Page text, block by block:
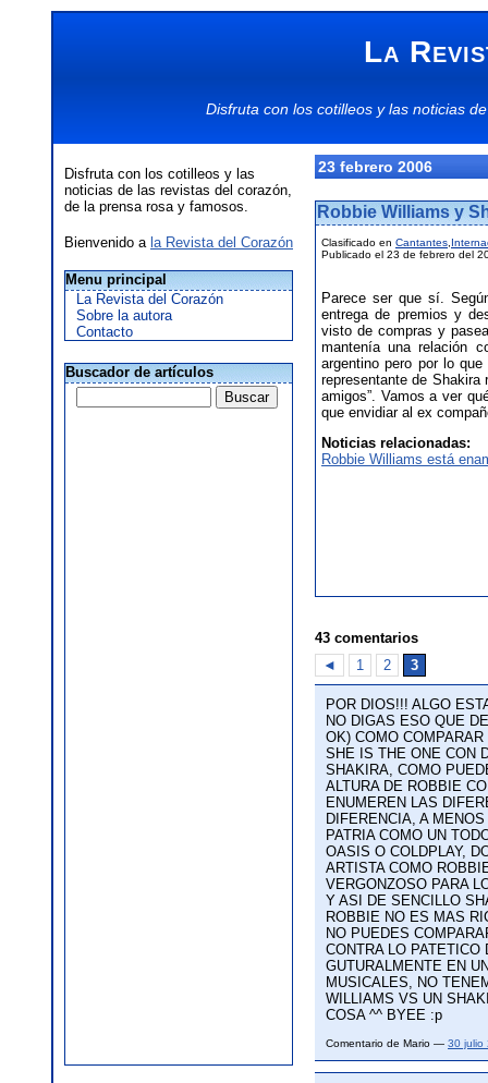
La
Disfruta con los cotilleosy las noticias
Disfruta con los cotilleos y las
noticias de las revistas del corazón,
de la prensa rosa y famosos.
Bienvenido a la Revista del Corazón
Menu principal
La Revista del Corazón
Sobre la autora
Contacto
Buscador de artículos
23 febrero 2006
Robbie Williams y
Clasificado en Cantantes
Publicado el 23 de febrero del
Parece ser que sí.
entrega de premios y
visto de compras y
mantenía una relación
argentino pero por lo
representante de Shakira
amigos”. Vamos a ver
que envidiar al ex
Noticias relacionadas:
Robbie Williams está
43 comentarios
◄
1 2 3
POR DIOS!!! ALGO
NO DIGAS ESO QUE
OK) COMO
SHE IS THE ONE CON
SHAKIRA, COMO
ALTURA DE ROBBIE
ENUMEREN LAS
DIFERENCIA, A
PATRIA COMO UN
OASIS O COLDPLAY,
ARTISTA COMO
VERGONZOSO PARA
Y ASI DE SENCILLO
ROBBIE NO ES MAS
NO PUEDES
CONTRA LO
GUTURALMENTE EN
MUSICALES, NO
WILLIAMS VS UN
COSA ^^ BYEE :p
Comentario de Mario — 30 julio